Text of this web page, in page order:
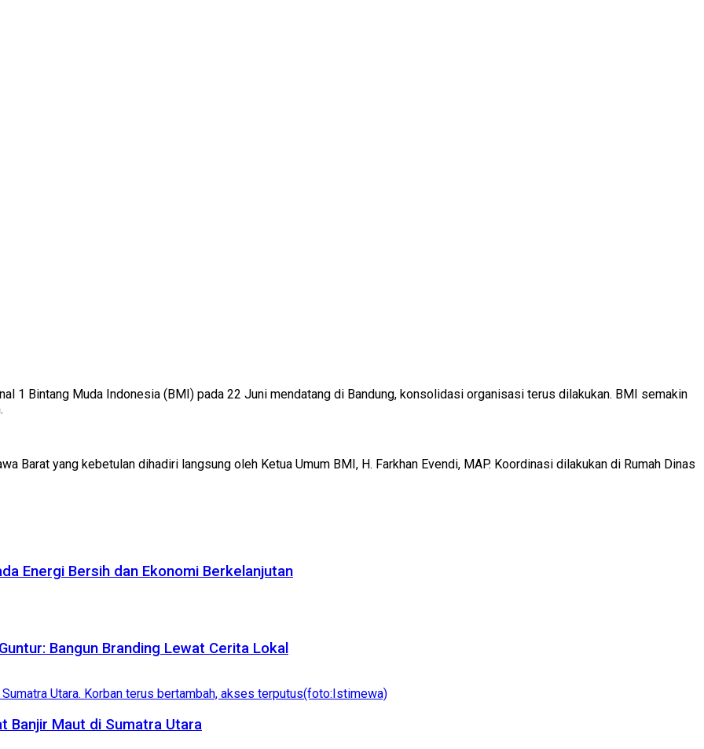
1 Bintang Muda Indonesia (BMI) pada 22 Juni mendatang di Bandung, konsolidasi organisasi terus dilakukan. BMI semakin
Barat yang kebetulan dihadiri langsung oleh Ketua Umum BMI, H. Farkhan Evendi, MAP. Koordinasi dilakukan di Rumah Dinas
Energi Bersih dan Ekonomi Berkelanjutan
Bangun Branding Lewat Cerita Lokal
Banjir Maut di Sumatra Utara